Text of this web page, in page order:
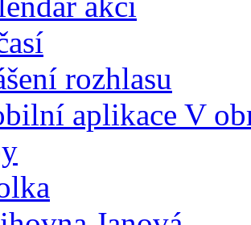
rozhlasu
aplikace V